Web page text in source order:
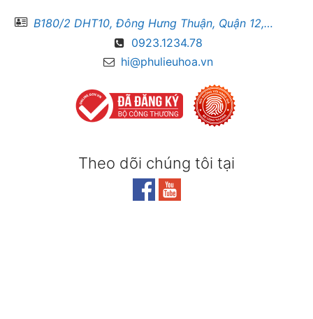
B180/2 DHT10, Đông Hưng Thuận, Quận 12, Hồ Chí Minh
0923.1234.78
hi@phulieuhoa.vn
Theo dõi chúng tôi tại